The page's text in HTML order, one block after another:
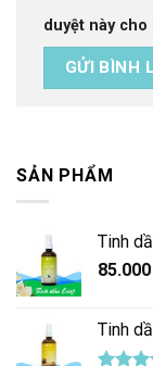
duyệt này
SẢN PHẨM
Tinh
85.000
Tinh